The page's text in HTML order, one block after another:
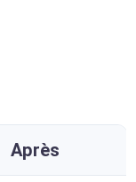
Après